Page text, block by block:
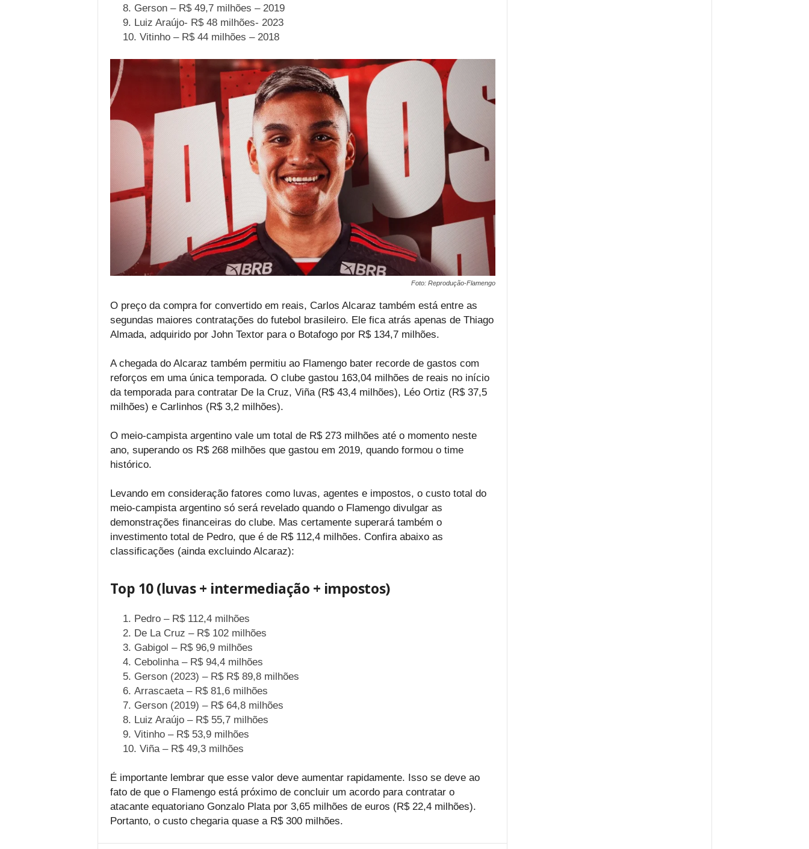
Gerson – R$ 49,7 milhões – 2019
Luiz Araújo- R$ 48 milhões- 2023
Vitinho – R$ 44 milhões – 2018
Foto: Reprodução-Flamengo
O preço da compra for convertido em reais, Carlos Alcaraz também está entre as
segundas maiores contratações do futebol brasileiro. Ele fica atrás apenas de Thiago
Almada, adquirido por John Textor para o Botafogo por R$ 134,7 milhões.
A chegada do Alcaraz também permitiu ao Flamengo bater recorde de gastos com
reforços em uma única temporada. O clube gastou 163,04 milhões de reais no início
da temporada para contratar De la Cruz, Viña (R$ 43,4 milhões), Léo Ortiz (R$ 37,5
milhões) e Carlinhos (R$ 3,2 milhões).
O meio-campista argentino vale um total de R$ 273 milhões até o momento neste
ano, superando os R$ 268 milhões que gastou em 2019, quando formou o time
histórico.
Levando em consideração fatores como luvas, agentes e impostos, o custo total do
meio-campista argentino só será revelado quando o Flamengo divulgar as
demonstrações financeiras do clube. Mas certamente superará também o
investimento total de Pedro, que é de R$ 112,4 milhões. Confira abaixo as
classificações (ainda excluindo Alcaraz):
Top 10 (luvas + intermediação + impostos)
Pedro – R$ 112,4 milhões
De La Cruz – R$ 102 milhões
Gabigol – R$ 96,9 milhões
Cebolinha – R$ 94,4 milhões
Gerson (2023) – R$ R$ 89,8 milhões
Arrascaeta – R$ 81,6 milhões
Gerson (2019) – R$ 64,8 milhões
Luiz Araújo – R$ 55,7 milhões
Vitinho – R$ 53,9 milhões
Viña – R$ 49,3 milhões
É importante lembrar que esse valor deve aumentar rapidamente. Isso se deve ao
fato de que o Flamengo está próximo de concluir um acordo para contratar o
atacante equatoriano Gonzalo Plata por 3,65 milhões de euros (R$ 22,4 milhões).
Portanto, o custo chegaria quase a R$ 300 milhões.